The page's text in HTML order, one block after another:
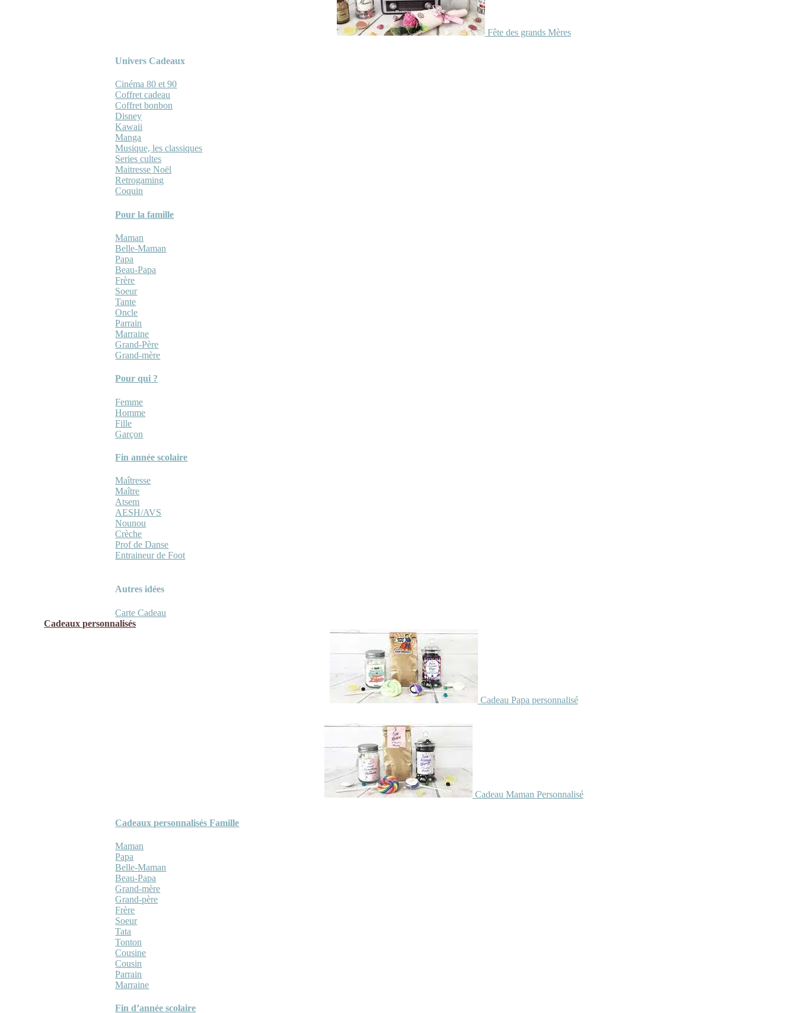
Fête des grands Mères
Univers Cadeaux
Cinéma 80 et 90
Coffret cadeau
Coffret bonbon
Disney
Kawaii
Manga
Musique, les classiques
Series cultes
Maitresse Noël
Retrogaming
Coquin
Pour la famille
Maman
Belle-Maman
Papa
Beau-Papa
Frère
Soeur
Tante
Oncle
Parrain
Marraine
Grand-Père
Grand-mère
Pour qui ?
Femme
Homme
Fille
Garçon
Fin année scolaire
Maîtresse
Maître
Atsem
AESH/AVS
Nounou
Crèche
Prof de Danse
Entraineur de Foot
Autres idées
Carte Cadeau
Cadeaux personnalisés
Cadeau Papa personnalisé
Cadeau Maman Personnalisé
Cadeaux personnalisés Famille
Maman
Papa
Belle-Maman
Beau-Papa
Grand-mère
Grand-père
Frère
Soeur
Tata
Tonton
Cousine
Cousin
Parrain
Marraine
Fin d’année scolaire